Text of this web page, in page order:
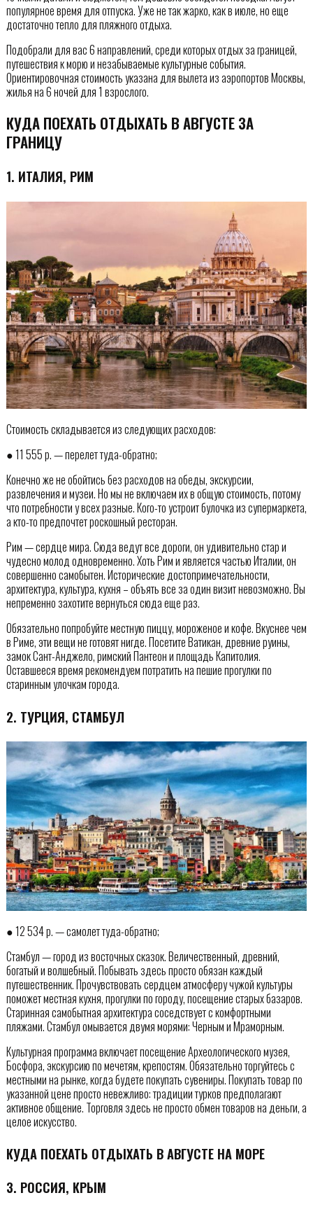
популярное время для отпуска. Уже не так жарко, как в июле, но еще
достаточно тепло для пляжного отдыха.
Подобрали для вас 6 направлений, среди которых отдых за границей,
путешествия к морю и незабываемые культурные события.
Ориентировочная стоимость указана для вылета из аэропортов Москвы,
жилья на 6 ночей для 1 взрослого.
КУДА ПОЕХАТЬ ОТДЫХАТЬ В АВГУСТЕ ЗА
ГРАНИЦУ
1. ИТАЛИЯ, РИМ
Стоимость складывается из следующих расходов:
● 11 555 р. — перелет туда-обратно;
Конечно же не обойтись без расходов на обеды, экскурсии,
развлечения и музеи. Но мы не включаем их в общую стоимость, потому
что потребности у всех разные. Кого-то устроит булочка из супермаркета,
а кто-то предпочтет роскошный ресторан.
Рим — сердце мира. Сюда ведут все дороги, он удивительно стар и
чудесно молод одновременно. Хоть Рим и является частью Италии, он
совершенно самобытен. Исторические достопримечательности,
архитектура, культура, кухня – объять все за один визит невозможно. Вы
непременно захотите вернуться сюда еще раз.
Обязательно попробуйте местную пиццу, мороженое и кофе. Вкуснее чем
в Риме, эти вещи не готовят нигде. Посетите Ватикан, древние руины,
замок Сант-Анджело, римский Пантеон и площадь Капитолия.
Оставшееся время рекомендуем потратить на пешие прогулки по
старинным улочкам города.
2. ТУРЦИЯ, СТАМБУЛ
● 12 534 р. — самолет туда-обратно;
Стамбул — город из восточных сказок. Величественный, древний,
богатый и волшебный. Побывать здесь просто обязан каждый
путешественник. Прочувствовать сердцем атмосферу чужой культуры
поможет местная кухня, прогулки по городу, посещение старых базаров.
Старинная самобытная архитектура соседствует с комфортными
пляжами. Стамбул омывается двумя морями: Черным и Мраморным.
Культурная программа включает посещение Археологического музея,
Босфора, экскурсию по мечетям, крепостям. Обязательно торгуйтесь с
местными на рынке, когда будете покупать сувениры. Покупать товар по
указанной цене просто невежливо: традиции турков предполагают
активное общение. Торговля здесь не просто обмен товаров на деньги, а
целое искусство.
КУДА ПОЕХАТЬ ОТДЫХАТЬ В АВГУСТЕ НА МОРЕ
3. РОССИЯ, КРЫМ